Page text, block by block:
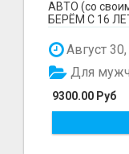
АВТО (со
БЕРЁМ С 16
Август
9300.00 Руб
Для